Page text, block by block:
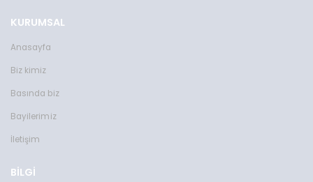
KURUMSAL
Anasayfa
Biz kimiz
Basında biz
Bayilerimiz
İletişim
BİLGİ